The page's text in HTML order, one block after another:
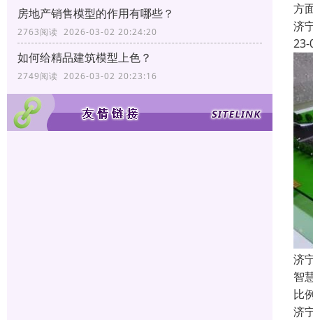
房地产销售模型的作用有哪些？
2763阅读 2026-03-02 20:24:20
如何给精品建筑模型上色？
2749阅读 2026-03-02 20:23:16
方
济
23-
济
智
比
济